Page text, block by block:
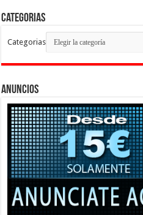
Categorias
Categorias
Anuncios